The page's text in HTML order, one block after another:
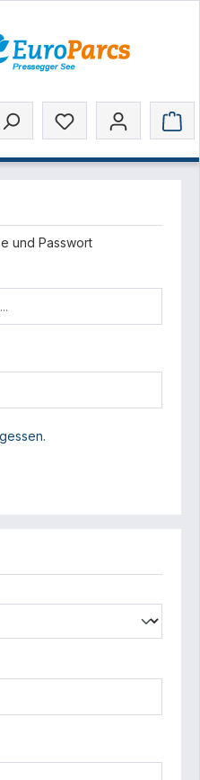
und Passwort